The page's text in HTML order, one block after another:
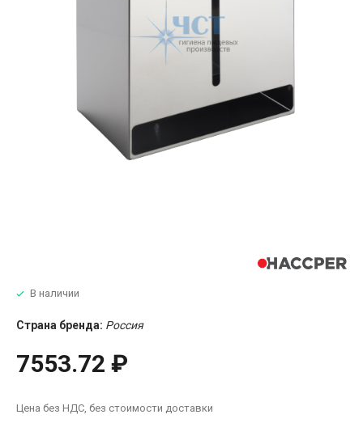
В наличии
Страна бренда: Россия
7553.72 ₽
Цена без НДС, без стоимости доставки